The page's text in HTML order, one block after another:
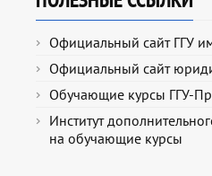
Официальный сайт ГГУ
Официальный сайт
Обучающие курсы ГГУ-
Институт
на обучающие курсы